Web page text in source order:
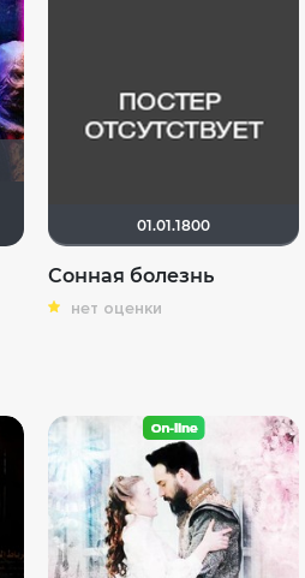
01.01.1800
Сонная болезнь
нет оценки